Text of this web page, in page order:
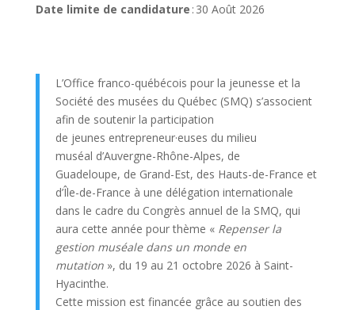
Date limite de candidature : 30 Août 2026
L’Office franco-québécois pour la jeunesse et la
Société des musées du Québec (SMQ) s’associent
afin de soutenir la participation
de jeunes entrepreneur·euses du milieu
muséal d’Auvergne-Rhône-Alpes, de
Guadeloupe, de Grand-Est, des Hauts-de-France et
d’Île-de-France à une délégation internationale
dans le cadre du Congrès annuel de la SMQ, qui
aura cette année pour thème « Repenser la
gestion muséale dans un monde en
mutation », du 19 au 21 octobre 2026 à Saint-
Hyacinthe.
Cette mission est financée grâce au soutien des